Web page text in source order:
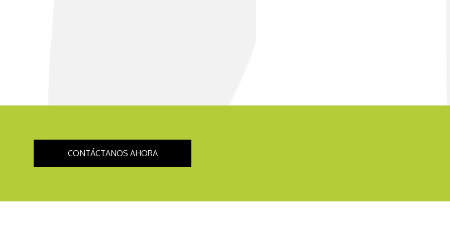
CONTÁCTANOS AHORA